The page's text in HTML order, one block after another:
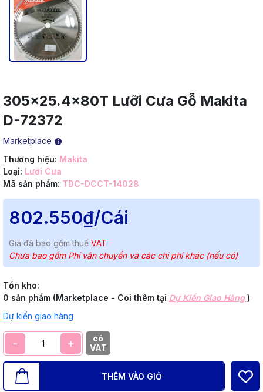
305x25.4x80T Lưỡi Cưa Gỗ Makita
D-72372
Marketplace
Thương hiệu: Makita
Loại: Lưỡi Cưa
Mã sản phẩm: TDC-DCCT-14028
802.550₫/Cái
Giá đã bao gồm thuế VAT
Chưa bao gồm Phí vận chuyển và các chi phí khác (nếu có)
Tồn kho:
0 sản phẩm (Marketplace - Coi thêm tại Dự Kiến Giao Hàng)
Dự kiến giao hàng
- +
có
VAT
THÊM VÀO GIỎ